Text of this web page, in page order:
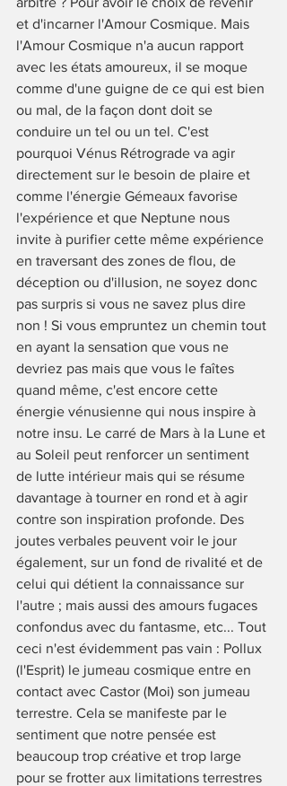
et d'incarner l'Amour Cosmique. Mais
l'Amour Cosmique n'a aucun rapport
avec les états amoureux, il se moque
comme d'une guigne de ce qui est bien
ou mal, de la façon dont doit se
conduire un tel ou un tel. C'est
pourquoi Vénus Rétrograde va agir
directement sur le besoin de plaire et
comme l'énergie Gémeaux favorise
l'expérience et que Neptune nous
invite à purifier cette même expérience
en traversant des zones de flou, de
déception ou d'illusion, ne soyez donc
pas surpris si vous ne savez plus dire
non ! Si vous empruntez un chemin tout
en ayant la sensation que vous ne
devriez pas mais que vous le faîtes
quand même, c'est encore cette
énergie vénusienne qui nous inspire à
notre insu. Le carré de Mars à la Lune et
au Soleil peut renforcer un sentiment
de lutte intérieur mais qui se résume
davantage à tourner en rond et à agir
contre son inspiration profonde. Des
joutes verbales peuvent voir le jour
également, sur un fond de rivalité et de
celui qui détient la connaissance sur
l'autre ; mais aussi des amours fugaces
confondus avec du fantasme, etc... Tout
ceci n'est évidemment pas vain : Pollux
(l'Esprit) le jumeau cosmique entre en
contact avec Castor (Moi) son jumeau
terrestre. Cela se manifeste par le
sentiment que notre pensée est
beaucoup trop créative et trop large
pour se frotter aux limitations terrestres